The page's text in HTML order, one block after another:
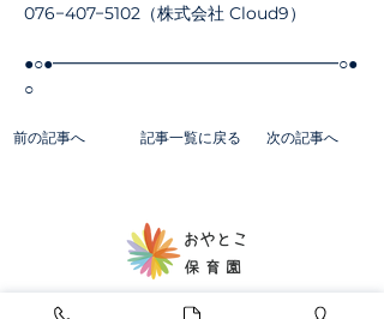
076−407−5102（株式会社 Cloud9）
●○●━━━━━━━━━━━━━━━━━○●
○
前の記事へ 記事一覧に戻る 次の記事へ